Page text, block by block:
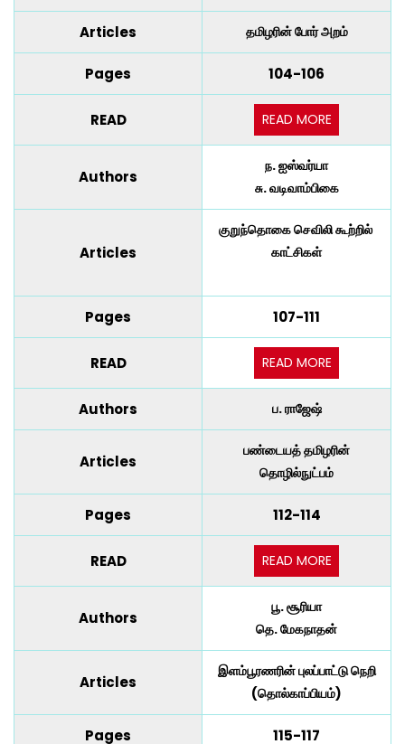
Articles தமிழரின் போர் அறம்
Pages 104-106
READ READ MORE
Authors
ந. ஐஸ்வர்யா
சு. வடிவாம்பிகை
Articles
குறுந்தொகை செவிலி கூற்றில்
காட்சிகள்
Pages 107-111
READ READ MORE
Authors ப. ராஜேஷ்
Articles
பண்டையத் தமிழரின்
தொழில்நுட்பம்
Pages 112-114
READ READ MORE
Authors
பூ. சூரியா
தெ. மேகநாதன்
Articles
இளம்பூரணரின் புலப்பாட்டு நெறி
(தொல்காப்பியம்)
Pages 115-117